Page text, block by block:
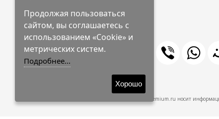
© 2009-2026 Shaik-Premium
Shaik-Premium.ru носит
Продолжая пользоваться
сайтом, вы соглашаетесь с
использованием «Cookie» и
метрических систем.
Подробнее...
Хорошо